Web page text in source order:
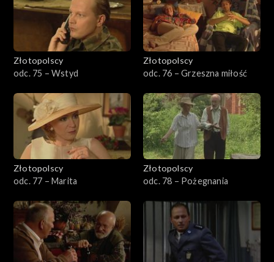
Złotopolscy
odc. 75 – Wstyd
Złotopolscy
odc. 76 – Grzeszna miłość
Złotopolscy
odc. 77 – Marita
Złotopolscy
odc. 78 – Pożegnania